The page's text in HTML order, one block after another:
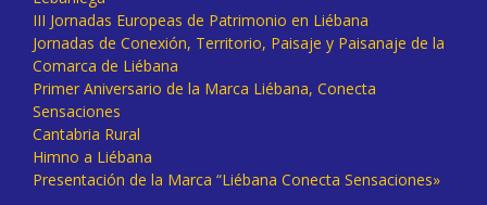
III Jornadas Europeas de Patrimonio en Liébana
Jornadas de Conexión, Territorio, Paisaje y Paisanaje de la
Comarca de Liébana
Primer Aniversario de la Marca Liébana, Conecta
Sensaciones
Cantabria Rural
Himno a Liébana
Presentación de la Marca “Liébana Conecta Sensaciones»